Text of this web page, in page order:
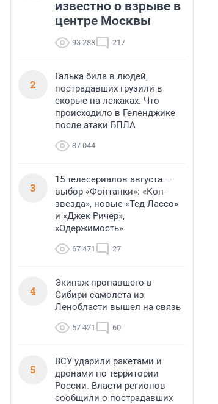
известно о взрыве в
центре Москвы
93 288 217
2
Галька била в людей,
пострадавших грузили в
скорые на лежаках. Что
происходило в Геленджике
после атаки БПЛА
87 044
3
15 телесериалов августа —
выбор «Фонтанки»: «Коп-
звезда», новые «Тед Лассо»
и «Джек Ричер»,
«Одержимость»
67 471 27
4
Экипаж пропавшего в
Сибири самолета из
Ленобласти вышел на связь
57 421 60
5
ВСУ ударили ракетами и
дронами по территории
России. Власти регионов
сообщили о пострадавших